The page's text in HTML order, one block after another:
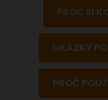
PROČ SI
UKÁZKY
PROČ